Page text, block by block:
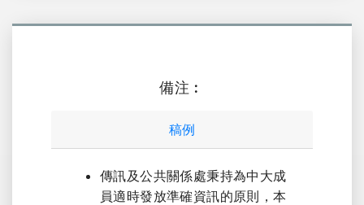
備注︰
稿例
傳訊及公共關係處秉持為中大成
員適時發放準確資訊的原則，本